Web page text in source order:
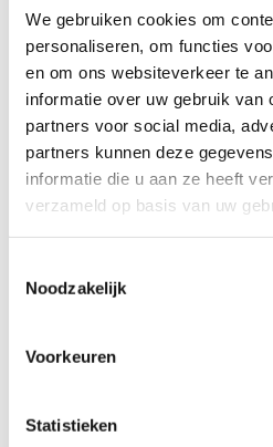
We gebruiken cookies om
personaliseren, om functies
en om ons websiteverkeer te
informatie over uw gebruik van
partners voor social media,
partners kunnen deze
informatie die u aan ze heeft
verzameld op basis van uw
Noodzakelijk
Voorkeuren
Statistieken
ACTIVITEITEN
Het begeleiden van
De gasten een topdag
beetje extra te geven
werkomgeving